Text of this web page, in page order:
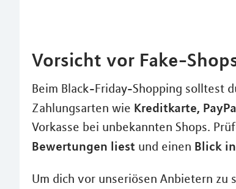
Vorsicht vor Fake-
Beim Black-Friday-Shopping solltest
Zahlungsarten wie Kreditkarte,
Vorkasse bei unbekannten Shops.
Bewertungen liest und einen Blick
Um dich vor unseriösen Anbietern zu